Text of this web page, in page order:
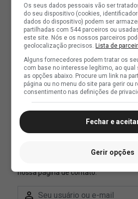
Os seus dados pessoais vão ser
do seu dispositivo (cookies,
dados do dispositivo) podem ser
partilhadas com 544 parceiros ou
este site. Nós e os nossos parceiros
geolocalização precisos. Lista de
Alguns fornecedores podem tratar os
com base no interesse legítimo, ao qual
as opções abaixo. Procure um link na
página ou no menu do site para gerir ou
consentimento nas definições de
Fechar e
Gerir opções